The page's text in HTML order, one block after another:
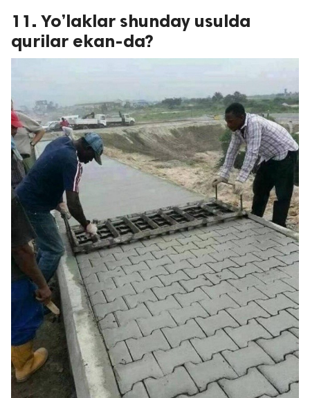
11. Yo’laklar shunday usulda
qurilar ekan-da?